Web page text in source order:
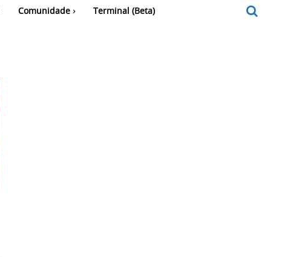
Comunidade Terminal (Beta)